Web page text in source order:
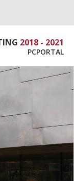
2018 - 2021
PCPORTAL